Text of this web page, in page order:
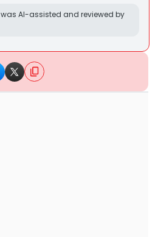
AI-assisted and reviewed by